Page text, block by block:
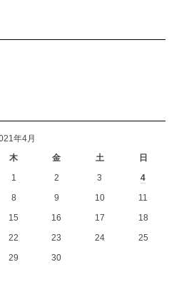
年4月
木 金 土
日
1
2 3
4
8 9 10
11
15 16 17
18
22 23 24
25
29
30